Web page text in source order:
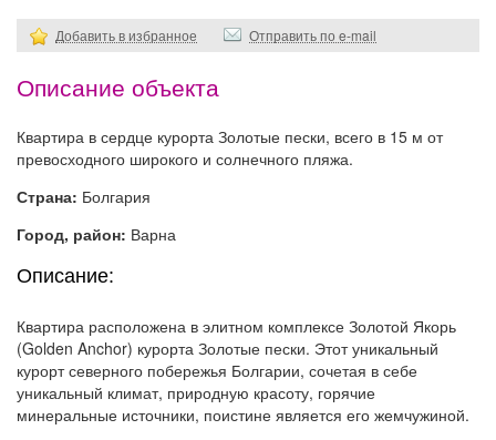
Добавить в избранное Отправить по e-mail
Описание объекта
Квартира в сердце курорта Золотые пески, всего в 15 м от
превосходного широкого и солнечного пляжа.
Страна: Болгария
Город, район: Варна
Описание:
Квартира расположена в элитном комплексе Золотой Якорь
(Golden Anchor) курорта Золотые пески. Этот уникальный
курорт северного побережья Болгарии, сочетая в себе
уникальный климат, природную красоту, горячие
минеральные источники, поистине является его жемчужиной.